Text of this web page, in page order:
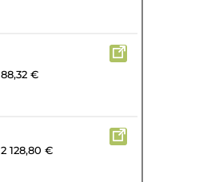
88,32 €
2 128,80 €